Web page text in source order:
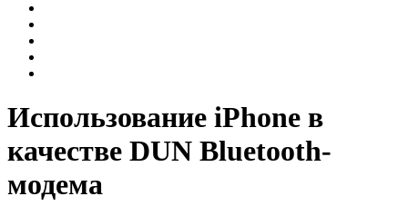
Использование iPhone в
качестве DUN Bluetooth-
модема